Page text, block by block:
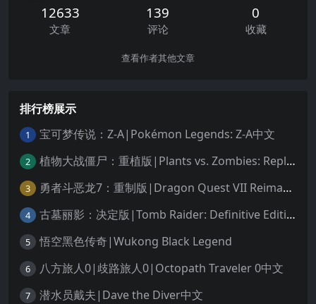
12633
文章
139
评论
0
收藏
查看作者其他文章
排行榜展示
1 宝可梦传说：Z-A|Pokémon Legends: Z-A中文
2 植物大战僵尸：重植版|Plants vs. Zombies: Replanted中文
3 勇者斗恶龙7：重制版|Dragon Quest VII Reimagined中文
4 古墓丽影：决定版|Tomb Raider: Definitive Edition中文
5 悟空黑色传奇|Wukong Black Legend
6 八方旅人0|歧路旅人0|Octopath Traveler 0中文
7 潜水员戴夫|Dave the Diver中文